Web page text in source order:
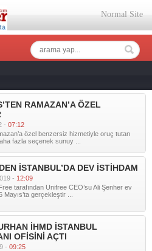
Normal Site
RAMAZAN’A ÖZEL
- 07:12
özel benzersiz hizmetiyle oruç tutan
fazla seçenek sunuy ...
İSTANBUL’DA DEV İSTİHDAM
- 12:09
tarafından Unifree CEO’su Ali Şenher ev
Mayıs’ta gerçekleştir ...
İHMD İSTANBUL
OFİSİNİ AÇTI
- 09:25